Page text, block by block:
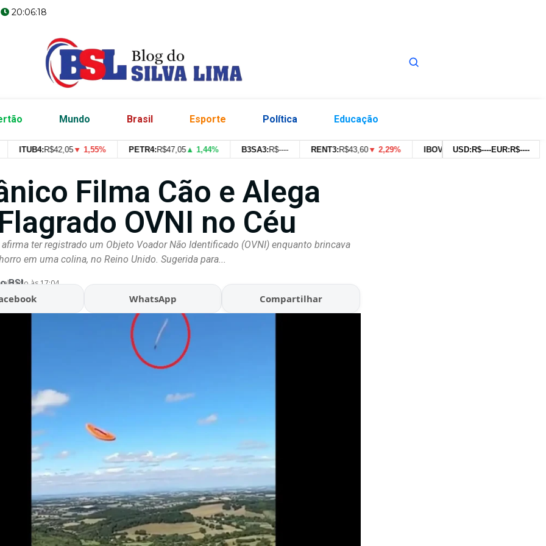
20:06:19
Mundo Brasil Esporte Política Educação
ITUB4:R$42,05▼ 1,55% PETR4:R$47,05▲ 1,44% B3SA3:R$---- RENT3:R$43,60▼ 2,29% IBOVESPA:179.639,91pts▼ 0,43%
USD:R$----EUR:R$----
Filma Cão e Alega
OVNI no Céu
ter registrado um Objeto Voador Não Identificado (OVNI) enquanto brincava
em uma colina, no Reino Unido. Sugerida para...
BSL às 17:04
WhatsApp Compartilhar